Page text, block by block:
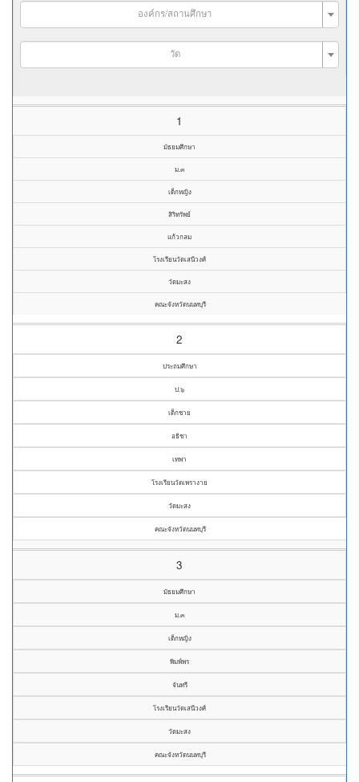
องค์กร/สถานศึกษา
วัด
1
มัธยมศึกษา
ม.๓
เด็กหญิง
สิริทรัพย์
แก้วกลม
โรงเรียนวัดเสนีวงศ์
วัดมะสง
คณะจังหวัดนนทบุรี
2
ประถมศึกษา
ป.๖
เด็กชาย
อธิชา
เทพา
โรงเรียนวัดเพรางาย
วัดมะสง
คณะจังหวัดนนทบุรี
3
มัธยมศึกษา
ม.๓
เด็กหญิง
พิมพ์พร
จันทรี
โรงเรียนวัดเสนีวงศ์
วัดมะสง
คณะจังหวัดนนทบุรี